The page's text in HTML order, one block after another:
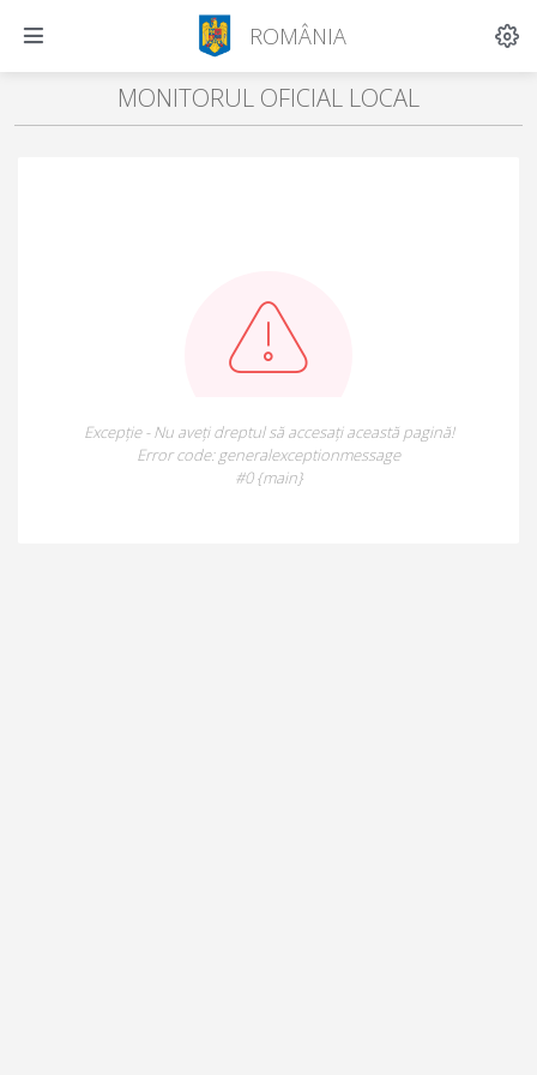
ROMÂNIA
MONITORUL OFICIAL LOCAL
Excepție - Nu aveți dreptul să accesați această pagină!
Error code: generalexceptionmessage
#0 {main}